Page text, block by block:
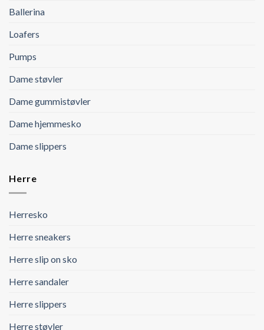
Ballerina
Loafers
Pumps
Dame støvler
Dame gummistøvler
Dame hjemmesko
Dame slippers
Herre
Herresko
Herre sneakers
Herre slip on sko
Herre sandaler
Herre slippers
Herre støvler